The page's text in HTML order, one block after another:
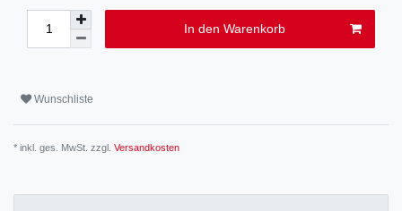
In den Warenkorb
Wunschliste
* inkl. ges. MwSt. zzgl. Versandkosten